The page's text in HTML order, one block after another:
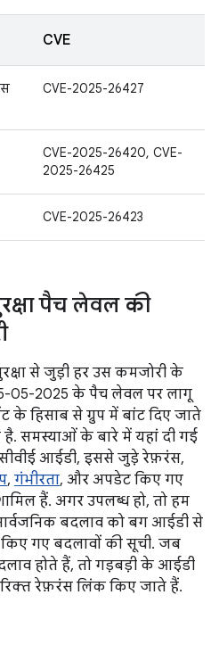
CVE
CVE-2025-26427
CVE-2025-26420, CVE-
2025-26425
CVE-2025-26423
पैच लेवल की
से जुड़ी हर उस कमजोरी के
05-2025 के पैच लेवल पर लागू
के हिसाब से ग्रुप में बांट दिए जाते
समस्याओं के बारे में यहां दी गई
आईडी, इससे जुड़े रेफ़रंस,
, गंभीरता, और अपडेट किए गए
हैं. अगर उपलब्ध हो, तो हम
बदलाव को बग आईडी से
गए बदलावों की सूची. जब
होते हैं, तो गड़बड़ी के आईडी
रेफ़रंस लिंक किए जाते हैं.